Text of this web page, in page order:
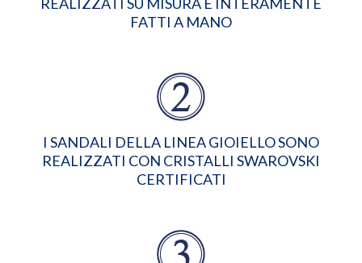
FATTI A MANO
I SANDALI DELLA LINEA GIOIELLO SONO
REALIZZATI CON CRISTALLI SWAROVSKI
CERTIFICATI